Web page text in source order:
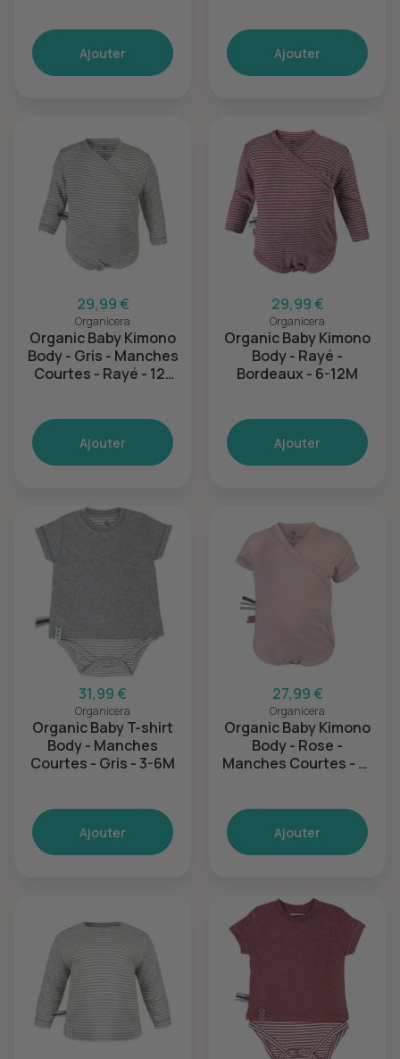
Ajouter Ajouter
29,99 €
Organicera
Organic Baby Kimono
Body - Gris - Manches
Courtes - Rayé - 12-
Ajouter
29,99 €
Organicera
Organic Baby Kimono
Body - Rayé -
Bordeaux - 6-12M
Ajouter
31,99 €
Organicera
Organic Baby T-shirt
Body - Manches
Courtes - Gris - 3-6M
Ajouter
27,99 €
Organicera
Organic Baby Kimono
Body - Rose -
Manches Courtes - 3-
Ajouter